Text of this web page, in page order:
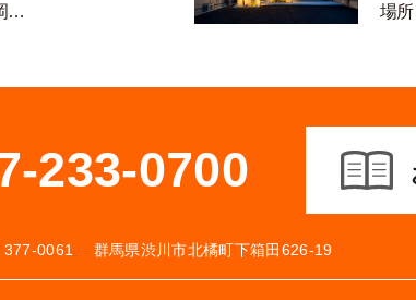
…
場
377-0061 群馬県渋川市北橘町下箱田626-19
233-0700